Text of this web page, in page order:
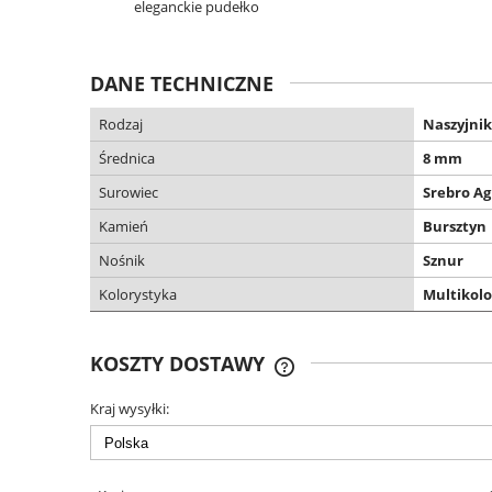
eleganckie pudełko
DANE TECHNICZNE
Rodzaj
Średnica
8 mm
Surowiec
Srebro
Kamień
Bursztyn
Nośnik
Sznur
Kolorystyka
KOSZTY DOSTAWY
DARMOWA DOSTAWA OD
Kraj wysyłki: